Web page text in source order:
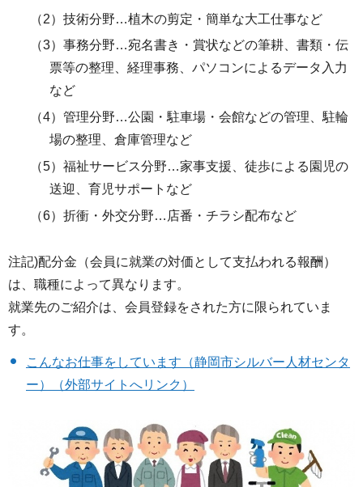
（2）技術分野…植木の剪定・簡単な大工仕事など
（3）事務分野…宛名書き・賞状などの筆耕、書類・伝
票等の整理、経理事務、パソコンによるデータ入力
など
（4）管理分野…公園・駐車場・会館などの管理、駐輪
場の整理、倉庫管理など
（5）福祉サービス分野…家事支援、徒歩による園児の
送迎、育児サポートなど
（6）折衝・外交分野…店番・チラシ配布など
注記)配分金（会員に就業の対価として支払われる報酬）
は、職種によって異なります。
就業先のご紹介は、会員登録をされた方に限られていま
す。
こんなお仕事をしています（静岡市シルバー人材センタ
ー）（外部サイトへリンク）